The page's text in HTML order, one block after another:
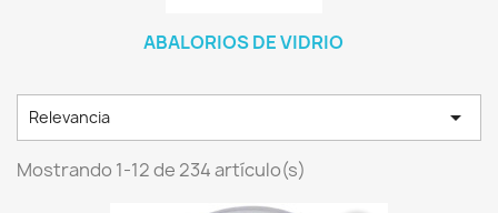
ABALORIOS DE VIDRIO
Relevancia 
Mostrando 1-12 de 234 artículo(s)